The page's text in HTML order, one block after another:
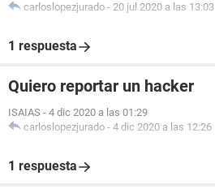
carloslopezjurado - 20 jul 2020 a las 13:03
1 respuesta
Quiero reportar un hacker
ISAIAS - 4 dic 2020 a las 01:29
carloslopezjurado - 4 dic 2020 a las 12:26
1 respuesta